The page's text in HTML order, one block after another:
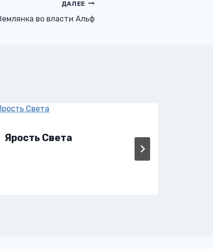
ДАЛЕЕ
во власти Альф
Ярость Света